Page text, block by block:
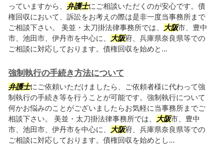
っていますから、 弁護士にご相談いただくのが安心です。債
権回収において、訴訟をお考えの際は是非一度当事務所まで
ご相談下さい。 美並・太刀掛法律事務所では、
大阪市、豊中
市、池田市、伊丹市を中心に、
大阪府、兵庫県奈良県等での
ご相談に対応しております。債権回収を始めと...
強制執行の手続き方法について
弁護士にご依頼いただけましたら、ご依頼者様に代わって強
制執行の手続き等を行うことが可能です。強制執行について
何かお悩みのことがございましたらお気軽に当事務所までご
相談下さい。 美並・太刀掛法律事務所では、
大阪市、豊中
市、池田市、伊丹市を中心に、
大阪府、兵庫県奈良県等での
ご相談に対応しております。債権回収を始めとし...